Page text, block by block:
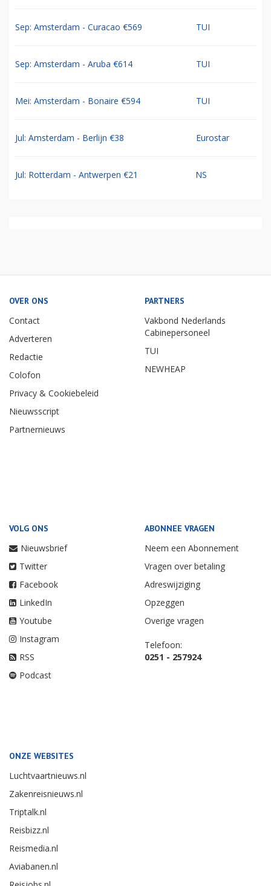
Sep: Amsterdam - Curacao €569 TUI
Sep: Amsterdam - Aruba €614 TUI
Mei: Amsterdam - Bonaire €594 TUI
Jul: Amsterdam - Berlijn €38 Eurostar
Jul: Rotterdam - Antwerpen €21 NS
OVER ONS
Contact
Adverteren
Redactie
Colofon
Privacy & Cookiebeleid
Nieuwsscript
Partnernieuws
PARTNERS
Vakbond Nederlands
Cabinepersoneel
TUI
NEWHEAP
VOLG ONS
Nieuwsbrief
Twitter
Facebook
LinkedIn
Youtube
Instagram
RSS
Podcast
ABONNEE VRAGEN
Neem een Abonnement
Vragen over betaling
Adreswijziging
Opzeggen
Overige vragen
Telefoon:
0251 - 257924
ONZE WEBSITES
Luchtvaartnieuws.nl
Zakenreisnieuws.nl
Triptalk.nl
Reisbizz.nl
Reismedia.nl
Aviabanen.nl